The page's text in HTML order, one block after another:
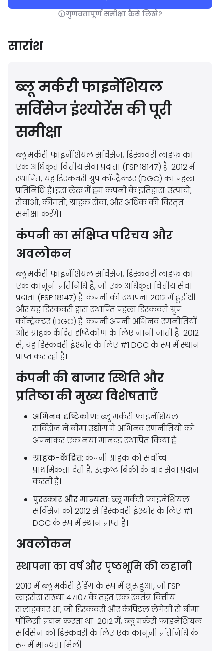
गुणवत्तापूर्ण समीक्षा कैसे लिखें?
सारांश
ब्लू मर्करी फाइनेंशियल
सर्विसेज इंश्योरेंस की पूरी
समीक्षा
ब्लू मर्करी फाइनेंशियल सर्विसेज, डिस्कवरी लाइफ का
एक अधिकृत वित्तीय सेवा प्रदाता (FSP 18147) है। 2012 में
स्थापित, यह डिस्कवरी ग्रुप कॉन्ट्रैक्टर (DGC) का पहला
प्रतिनिधि है। इस लेख में हम कंपनी के इतिहास, उत्पादों,
सेवाओं, कीमतों, ग्राहक सेवा, और अधिक की विस्तृत
समीक्षा करेंगे।
कंपनी का संक्षिप्त परिचय और
अवलोकन
ब्लू मर्करी फाइनेंशियल सर्विसेज, डिस्कवरी लाइफ का
एक कानूनी प्रतिनिधि है, जो एक अधिकृत वित्तीय सेवा
प्रदाता (FSP 18147) है। कंपनी की स्थापना 2012 में हुई थी
और यह डिस्कवरी द्वारा स्थापित पहला डिस्कवरी ग्रुप
कॉन्ट्रैक्टर (DGC) है। कंपनी अपनी अभिनव रणनीतियों
और ग्राहक केंद्रित दृष्टिकोण के लिए जानी जाती है। 2012
से, यह डिस्कवरी इंश्योर के लिए #1 DGC के रूप में स्थान
प्राप्त कर रही है।
कंपनी की बाजार स्थिति और
प्रतिष्ठा की मुख्य विशेषताएँ
अभिनव दृष्टिकोण:ब्लू मर्करी फाइनेंशियल
सर्विसेज ने बीमा उद्योग में अभिनव रणनीतियों को
अपनाकर एक नया मानदंड स्थापित किया है।
ग्राहक-केंद्रित:कंपनी ग्राहक को सर्वोच्च
प्राथमिकता देती है, उत्कृष्ट बिक्री के बाद सेवा प्रदान
करती है।
पुरस्कार और मान्यता:ब्लू मर्करी फाइनेंशियल
सर्विसेज को 2012 से डिस्कवरी इंश्योर के लिए #1
DGC के रूप में स्थान प्राप्त है।
अवलोकन
स्थापना का वर्ष और पृष्ठभूमि की कहानी
2010 में ब्लू मर्करी ट्रेडिंग के रूप में शुरू हुआ, जो FSP
लाइसेंस संख्या 47107 के तहत एक स्वतंत्र वित्तीय
सलाहकार था, जो डिस्कवरी और कैपिटल लेगेसी से बीमा
पॉलिसी प्रदान करता था। 2012 में, ब्लू मर्करी फाइनेंशियल
सर्विसेज को डिस्कवरी के लिए एक कानूनी प्रतिनिधि के
रूप में मान्यता मिली।